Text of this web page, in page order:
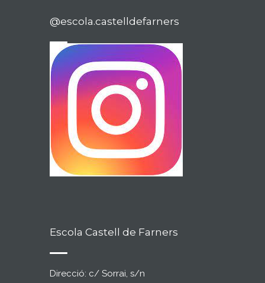
@escola.castelldefarners
Escola Castell de Farners
Direcció: c/ Sorrai, s/n